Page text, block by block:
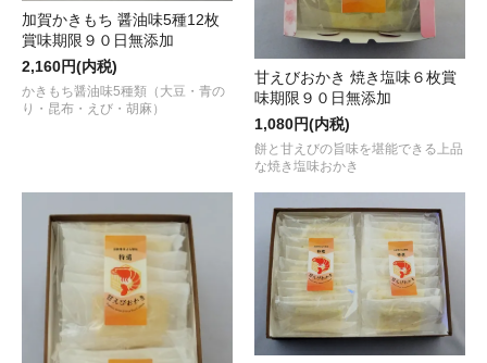
加賀かきもち 醤油味5種12枚
賞味期限９０日無添加
2,160円(内税)
かきもち醤油味5種類（大豆・青の
り・昆布・えび・胡麻）
甘えびおかき 焼き塩味６枚賞
味期限９０日無添加
1,080円(内税)
餅と甘えびの旨味を堪能できる上品
な焼き塩味おかき